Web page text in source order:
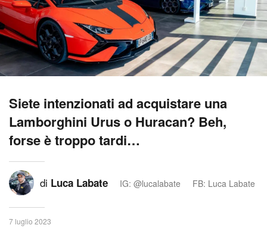
Siete intenzionati ad acquistare una
Lamborghini Urus o Huracan? Beh,
forse è troppo tardi…
di Luca Labate IG: @lucalabate FB: Luca Labate
7 luglio 2023